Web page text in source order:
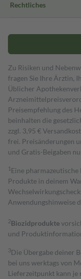
Rechtliches
Zu Risiken und
fragen Sie Ihre Ärztin,
Üblicher
Preisempfehlung des
beinhalten die
zzgl. 3,95 €
frei. Preisänderungen
und Gratis-Beigaben
1 Eine
Produkte in deinem
Anwendungshinweise
2Biozidprodukte
und
3Die Übergabe deiner
bei uns werktags von
Lieferzeitpunkt kann je